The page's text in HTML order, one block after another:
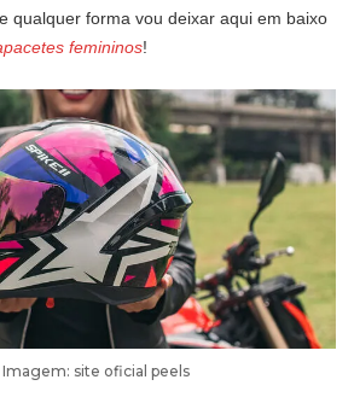
qualquer forma vou deixar aqui em baixo
femininos!
Imagem: site oficial peels